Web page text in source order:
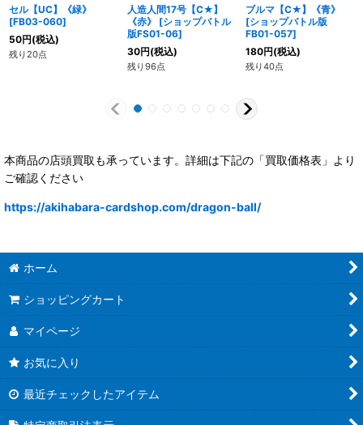
セル【UC】《緑》
[FB03-060]
50円(税込)
残り20点
人造人間17号【C★】
《赤》
[ショップバトル
版FS01-06]
30円(税込)
残り96点
ブルマ【C★】《青》
[ショップバトル版
FB01-057]
180円(税込)
残り40点
本商品の店頭買取も承っています。詳細は下記の「買取価格表」より
ご確認ください
https://akihabara-cardshop.com/dragon-ball/
ホーム
ショッピングカート
マイページ
お気に入り
最近チェックしたアイテム